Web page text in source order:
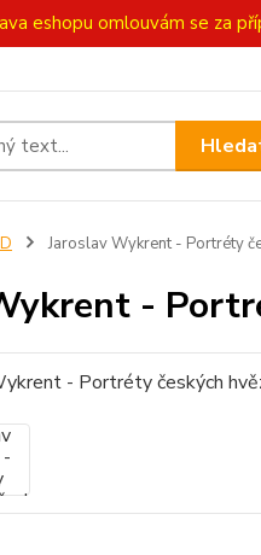
eshopu omlouvám se za
Jaroslav Wykrent - Portréty
-